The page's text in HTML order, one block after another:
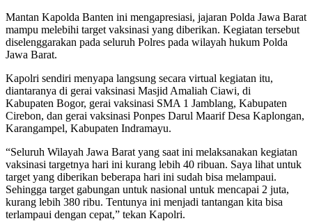
Mantan Kapolda Banten ini mengapresiasi, jajaran Polda Jawa Barat
mampu melebihi target vaksinasi yang diberikan. Kegiatan tersebut
diselenggarakan pada seluruh Polres pada wilayah hukum Polda
Jawa Barat.
Kapolri sendiri menyapa langsung secara virtual kegiatan itu,
diantaranya di gerai vaksinasi Masjid Amaliah Ciawi, di
Kabupaten Bogor, gerai vaksinasi SMA 1 Jamblang, Kabupaten
Cirebon, dan gerai vaksinasi Ponpes Darul Maarif Desa Kaplongan,
Karangampel, Kabupaten Indramayu.
“Seluruh Wilayah Jawa Barat yang saat ini melaksanakan kegiatan
vaksinasi targetnya hari ini kurang lebih 40 ribuan. Saya lihat untuk
target yang diberikan beberapa hari ini sudah bisa melampaui.
Sehingga target gabungan untuk nasional untuk mencapai 2 juta,
kurang lebih 380 ribu. Tentunya ini menjadi tantangan kita bisa
terlampaui dengan cepat,” tekan Kapolri.